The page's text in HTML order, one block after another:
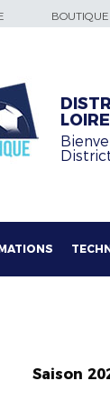
BOUTIQUE
Saison